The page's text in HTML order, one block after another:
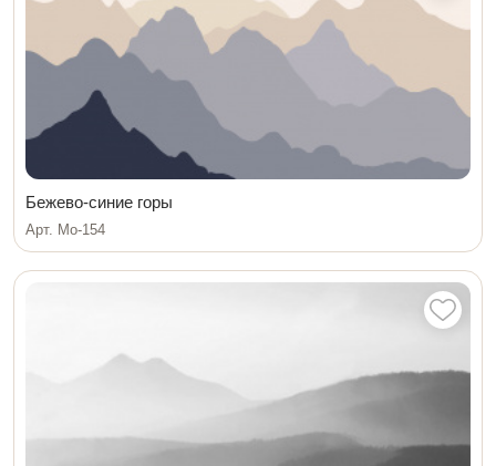
Бежево-синие горы
Арт. Мо-154